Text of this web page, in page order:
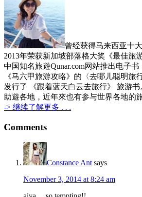
曾经获得马来西亚十
2013年荣获新加坡部落格大奖《最佳旅
中国知名旅遊Qunar.com网站推出电子
《马六甲旅游攻略》的〈去哪儿聪明旅
发行了 《跟着蓝天白云去旅行》 旅游
助遊各地，近年來也有参与世界各地的
-> 继续了解更多 . . .
Reader
Interactions
Comments
Constance Ant says
November 3, 2014 at 8:24 am